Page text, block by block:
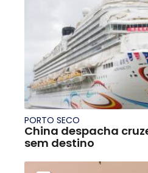
PORTO SECO
China despacha
sem destino